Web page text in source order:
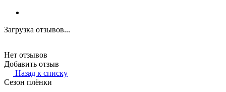
Загрузка отзывов...
Нет отзывов
Добавить отзыв
Назад к списку
Сезон плёнки